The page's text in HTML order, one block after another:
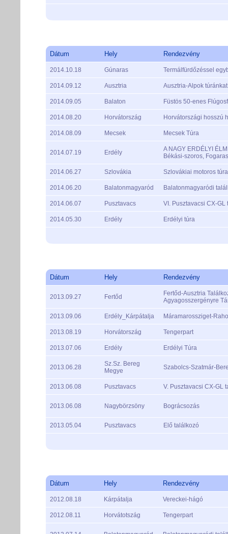
Dátum Hely Rendezvény
2014.10.18 Gúnaras Termálfürdőzéssel
2014.09.12 Ausztria Ausztria-Alpok túránkat
2014.09.05 Balaton Füstös 50-enes
2014.08.20 Horvátország Horvátországi hosszú
2014.08.09 Mecsek Mecsek Túra
2014.07.19 Erdély
A NAGY ERDÉLYI
Békási-szoros,
2014.06.27 Szlovákia Szlovákiai motoros túra
2014.06.20 Balatonmagyaród Balatonmagyaródi
2014.06.07 Pusztavacs VI. Pusztavacsi CX-GL
2014.05.30 Erdély Erdélyi túra
Dátum Hely Rendezvény
2013.09.27 Fertőd
Fertőd-Ausztria
Agyagosszergényre
2013.09.06 Erdély_Kárpátalja Máramarossziget-Raho
2013.08.19 Horvátország Tengerpart
2013.07.06 Erdély Erdélyi Túra
2013.06.28
Sz.Sz. Bereg
Megye
Szabolcs-Szatmár-
2013.06.08 Pusztavacs V. Pusztavacsi CX-GL
2013.06.08 Nagybörzsöny Bográcsozás
2013.05.04 Pusztavacs Elő találkozó
Dátum Hely Rendezvény
2012.08.18 Kárpátalja Vereckei-hágó
2012.08.11 Horvátotszág Tengerpart